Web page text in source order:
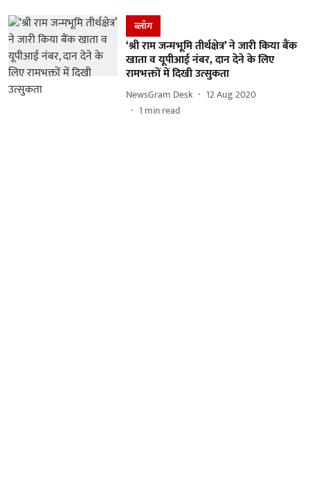
ब्लॉग
‘श्री राम जन्मभूमि तीर्थक्षेत्र’ ने जारी किया बैंक
खाता व यूपीआई नंबर, दान देने के लिए
रामभक्तों में दिखी उत्सुकता
NewsGram Desk
12 Aug 2020
1 min read